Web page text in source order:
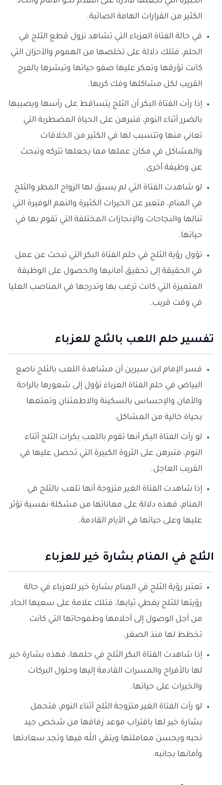
الكثير من القرارات الهامة الصائبة.
في حالة الفتاة العزباء التي تشاهد نزول قطع الثلج في
الحلم، فتلك دلالة على تخلصها من الهموم والأحزان التي
كانت تؤرقها وتعكر عليها صفو حياتها وتبشرها بالفرج
القريب لكل مشاكلها وفك كربها.
إذا رأت الفتاة البكر أن الثلج يتساقط على رأسها ويصيبها
بالضرر أثناء النوم، فتبرهن على الحياة المضطربة التي
تعاني منها وتتسبب لها في الكثير من الخلافات
والمشاكل في مكان عملها مما يجعلها تتركه وتبحث
عن وظيفة أخرى.
لو شاهدت الفتاة التي لم يسبق لها الزواج المطر والثلج
في المنام، فتعبر عن الخيرات الكثيرة والنعم الوفيرة التي
تنالها والنجاحات والإنجازات المختلفة التي تقوم بها في
حياتها.
تؤول رؤية الثلج في حلم الفتاة البكر التي تبحث عن عمل
في الحقيقة إلى تحقيق أمانيها والحصول على الوظيفة
المتميزة التي كانت ترغب بها وتدرجها في المناصب العليا
في وقت قريب.
تفسير حلم اللعب بالثلج للعزباء
فسر الإمام ابن سيرين أن مشاهدة اللعب بالثلج ناصع
البياض في حلم الفتاة العزباء تؤول إلى شعورها بالراحة
والأمان والإحساس بالسكينة والاطمئنان وتمتعها
بحياة خالية من المشاكل.
لو رأت الفتاة البكر أنها تقوم باللعب بكرات الثلج أثناء
النوم، فتبرهن على الثروة الكبيرة التي تحصل عليها في
القريب العاجل.
إذا شاهدت الفتاة الغير متزوجة أنها تلعب بالثلج في
المنام، فهذه دلالة على معاناتها من مشكلة نفسية تؤثر
عليها وعلى حياتها في الأيام القادمة.
الثلج في المنام بشارة خير للعزباء
تعتبر رؤية الثلج في المنام بشارة خير للعزباء في حالة
رؤيتها للثلج يغطي ثيابها، فتلك علامة على سعيها الجاد
من أجل الوصول إلى أحلامها وطموحاتها التي كانت
تخطط لها منذ الصغر.
إذا شاهدت الفتاة البكر الثلج في حلمها، فهذه بشارة خير
لها بالأفراح والمسرات القادمة إليها وحلول البركات
والخيرات على حياتها.
لو رأت الفتاة الغير متزوجة الثلج أثناء النوم، فتحمل
بشارة خير لها باقتراب موعد زفافها من شخص جيد
تحبه ويحسن معاملتها ويتقي الله فيها وتجد سعادتها
وأمانها بجانبه.